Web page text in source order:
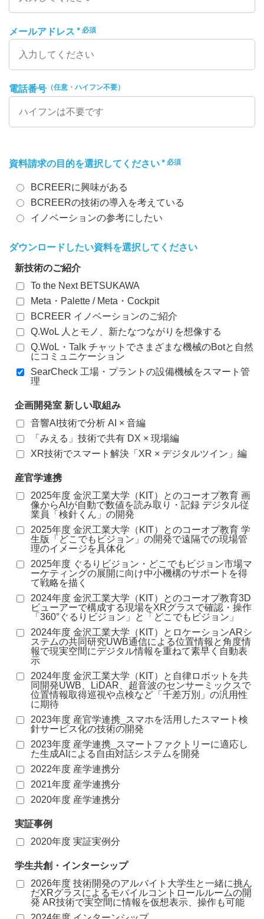
メールアドレス ＊必須
電話番号 （任意・ハイフン不要）
資料請求の目的を選択してください ＊必須
BCREERに興味がある
BCREERの技術の導入を考えている
イノベーションの参考にしたい
ダウンロードしたい資料を選択してください
新技術のご紹介
To the Next BETSUKAWA
Meta・Palette / Meta・Cockpit
BCREER イノベーションのご紹介
Q.WoL 人とモノ、新たなつながりを想像する
Q.WoL・Talk チャットでさまざまな機械のBotと自然
にコミュニケーション
SearCheck 工場・プラントの設備機械をスマート管
理
企画開発室 新しい取組み
音響AI技術で分析 AI × 音編
「みえる」技術で共有 DX × 現場編
XR技術でスマート解決「XR × デジタルツイン」編
産官学連携
2025年度 金沢工業大学（KIT）とのコーオプ教育 画
像からAIが自動で数値を読み取り・記録 デジタル従
業員「検針くん」の開発
2025年度 金沢工業大学（KIT）とのコーオプ教育 学
生版「どこでもビジョン」の開発で遠隔での現場管
理のイメージを具体化
2025年度 ぐるりビジョン・どこでもビジョン市場マ
ーケティングの展開に向け中小機構のサポートを得
て戦略を描く
2024年度 金沢工業大学（KIT）とのコーオプ教育3D
ビューアーで構成する現場をXRグラスで確認・操作
「360°ぐるりビジョン」と「どこでもビジョン」
2024年度 金沢工業大学（KIT）とロケーションARシ
ステムの共同研究UWB通信による位置情報と角度情
報で現実空間にデジタル情報を重ねて素早く自動表
示
2024年度 金沢工業大学（KIT）と自律ロボットを共
同開発UWB、LiDAR、超音波のセンサーミックスで
位置情報取得巡視や点検など「千差万別」の汎用性
に期待
2023年度 産官学連携_スマホを活用したスマート検
針サービス化の技術の開発
2023年度 産学連携_スマートファクトリーに適応し
た生成AIによる自由対話システムを開発
2022年度 産学連携分
2021年度 産学連携分
2020年度 産学連携分
実証事例
2020年度 実証実例分
学生共創・インターシップ
2026年度 技術開発のアルバイト大学生と一緒に挑ん
だXRグラスによるモバイルコントロールルームの開
発 AR技術で実空間に情報を仮想表示、操作も可能